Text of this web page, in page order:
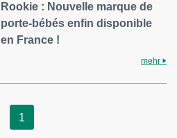
Rookie : Nouvelle marque de
porte-bébés enfin disponible
en France !
mehr
1